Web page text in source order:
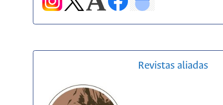
Revistas aliadas